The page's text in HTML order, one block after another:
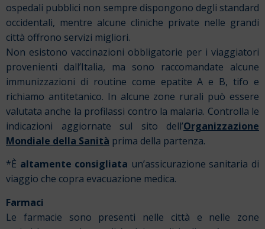
ospedali pubblici non sempre dispongono degli standard
occidentali, mentre alcune cliniche private nelle grandi
città offrono servizi migliori.
Non esistono vaccinazioni obbligatorie per i viaggiatori
provenienti dall’Italia, ma sono raccomandate alcune
immunizzazioni di routine come epatite A e B, tifo e
richiamo antitetanico. In alcune zone rurali può essere
valutata anche la profilassi contro la malaria. Controlla le
indicazioni aggiornate sul sito dell’Organizzazione
Mondiale della Sanità prima della partenza.
*È altamente consigliata un’assicurazione sanitaria di
viaggio che copra evacuazione medica.
Farmaci
Le farmacie sono presenti nelle città e nelle zone